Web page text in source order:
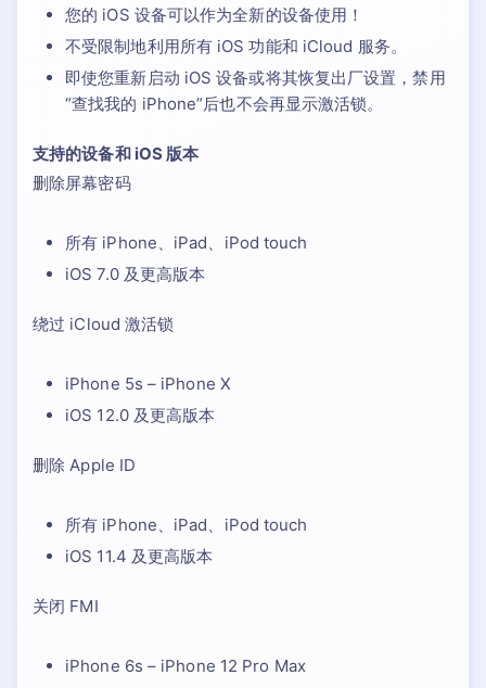
您的 iOS 设备可以作为全新的设备使用！
不受限制地利用所有 iOS 功能和 iCloud 服务。
即使您重新启动 iOS 设备或将其恢复出厂设置，禁用
“查找我的 iPhone”后也不会再显示激活锁。
支持的设备和 iOS 版本
删除屏幕密码
所有 iPhone、iPad、iPod touch
iOS 7.0 及更高版本
绕过 iCloud 激活锁
iPhone 5s – iPhone X
iOS 12.0 及更高版本
删除 Apple ID
所有 iPhone、iPad、iPod touch
iOS 11.4 及更高版本
关闭 FMI
iPhone 6s – iPhone 12 Pro Max